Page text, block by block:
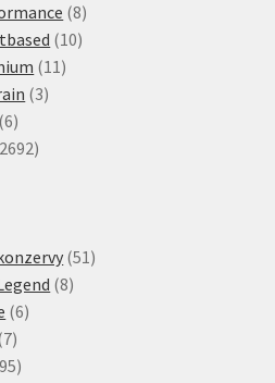
produktů
88
produktů
1010
11 11
33
66
produktů
26922692
51 51
88
66
77
produktů
9595